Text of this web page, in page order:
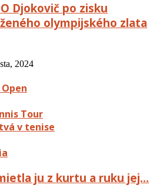
Djokovič po zisku
olympijského zlata
2024
Tour
v tenise
ju z kurtu a ruku jej…